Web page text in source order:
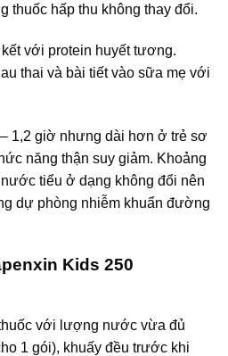
thuốc hấp thu không thay đổi.
với protein huyết tương.
thai và bài tiết vào sữa mẹ với
1,2 giờ nhưng dài hơn ở trẻ sơ
năng thận suy giảm. Khoảng
tiểu ở dạng không đổi nên
dự phòng nhiễm khuẩn đường
Kids 250
với lượng nước vừa đủ
1 gói), khuấy đều trước khi